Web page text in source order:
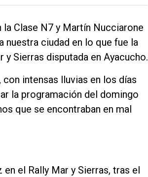
la Clase N7 y Martín Nucciarone
nuestra ciudad en lo que fue la
Sierras disputada en Ayacucho.
intensas lluvias en los días
la programación del domingo
que se encontraban en mal
el Rally Mar y Sierras, tras el